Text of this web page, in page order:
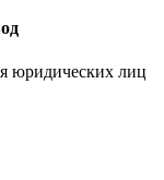
юридических лиц